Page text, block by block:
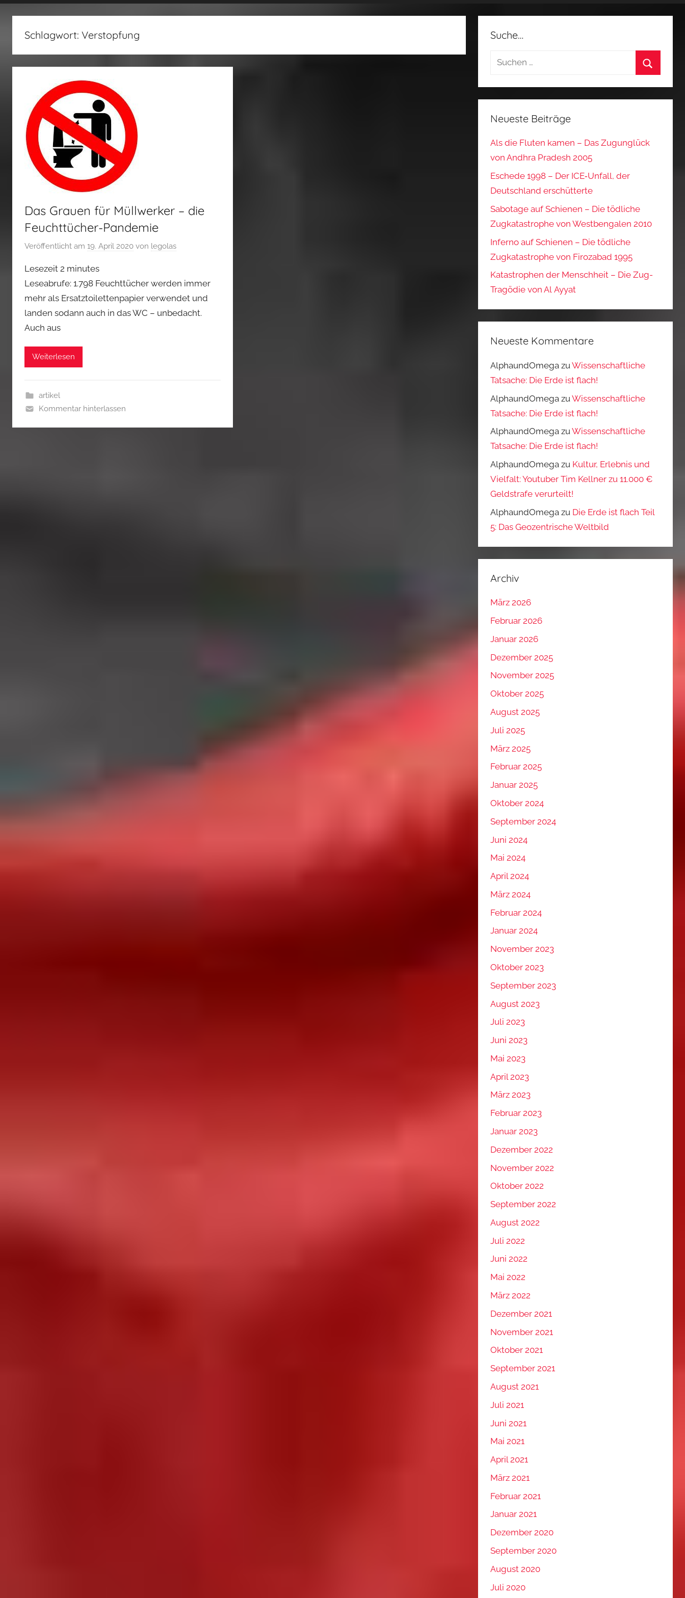
fertig…!
Schlagwort: Verstopfung
Das Grauen für Müllwerker – die
Feuchttücher-Pandemie
Veröffentlicht am 19. April 2020 von legolas
Lesezeit 2 minutes
Leseabrufe: 1.798 Feuchttücher werden immer
mehr als Ersatztoilettenpapier verwendet und
landen sodann auch in das WC – unbedacht.
Auch aus
Weiterlesen
artikel
Kommentar hinterlassen
Suche…
Suchen
Neueste Beiträge
Als die Fluten kamen – Das Zugunglück
von Andhra Pradesh 2005
Eschede 1998 – Der ICE‑Unfall, der
Deutschland erschütterte
Sabotage auf Schienen – Die tödliche
Zugkatastrophe von Westbengalen 2010
Inferno auf Schienen – Die tödliche
Zugkatastrophe von Firozabad 1995
Katastrophen der Menschheit – Die Zug-
Tragödie von Al Ayyat
Neueste Kommentare
AlphaundOmega zuWissenschaftliche
Tatsache: Die Erde ist flach!
AlphaundOmega zuWissenschaftliche
Tatsache: Die Erde ist flach!
AlphaundOmega zuWissenschaftliche
Tatsache: Die Erde ist flach!
AlphaundOmega zu Kultur, Erlebnis und
Vielfalt: Youtuber Tim Kellner zu 11.000 €
Geldstrafe verurteilt!
AlphaundOmega zu Die Erde ist flach Teil
5: Das Geozentrische Weltbild
Archiv
März 2026
Februar 2026
Januar 2026
Dezember 2025
November 2025
Oktober 2025
August 2025
Juli 2025
März 2025
Februar 2025
Januar 2025
Oktober 2024
September 2024
Juni 2024
Mai 2024
April 2024
März 2024
Februar 2024
Januar 2024
November 2023
Oktober 2023
September 2023
August 2023
Juli 2023
Juni 2023
Mai 2023
April 2023
März 2023
Februar 2023
Januar 2023
Dezember 2022
November 2022
Oktober 2022
September 2022
August 2022
Juli 2022
Juni 2022
Mai 2022
März 2022
Dezember 2021
November 2021
Oktober 2021
September 2021
August 2021
Juli 2021
Juni 2021
Mai 2021
April 2021
März 2021
Februar 2021
Januar 2021
Dezember 2020
September 2020
August 2020
Juli 2020